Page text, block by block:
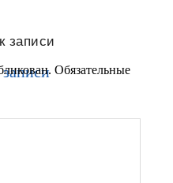
записи
Обязательные